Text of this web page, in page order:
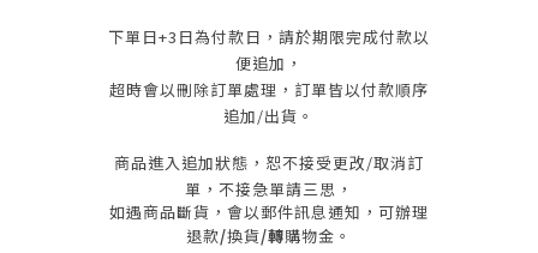
下單日+3 日為付款日，請於期限完成付款以
便追加，
超時會以刪除訂單處理，訂單皆以付款順序
追加/出貨 。
商品進入追加狀態，恕不接受更改/取消訂
單， 不接急單請三思 ，
如遇商品斷貨，會以郵件訊息通知，可辦理
退款/換貨/轉購物金。